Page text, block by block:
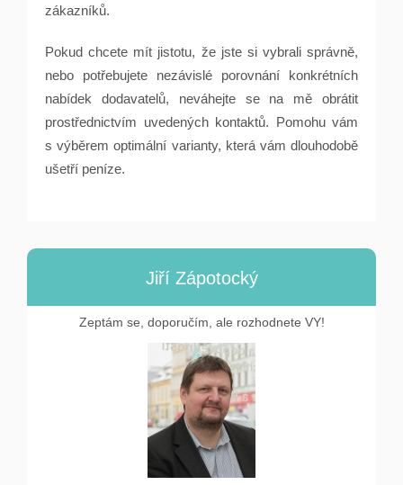
zákazníků.
Pokud chcete mít jistotu, že jste si vybrali správně,
nebo potřebujete nezávislé porovnání konkrétních
nabídek dodavatelů, neváhejte se na mě obrátit
prostřednictvím uvedených kontaktů. Pomohu vám
s výběrem optimální varianty, která vám dlouhodobě
ušetří peníze.
Jiří Zápotocký
Zeptám se, doporučím, ale rozhodnete VY!